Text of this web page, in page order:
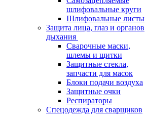
шлифовальные круги
Шлифовальные листы
Защита лица, глаз и органов
дыхания
Сварочные маски,
шлемы и щитки
Защитные стекла,
запчасти для масок
Блоки подачи воздуха
Защитные очки
Респираторы
Спецодежда для сварщиков